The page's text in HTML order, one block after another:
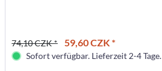
74,10 CZK * 59,60 CZK *
Sofort verfügbar. Lieferzeit 2-4 Tage.